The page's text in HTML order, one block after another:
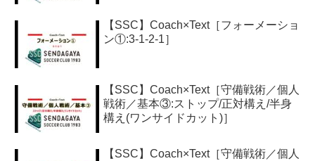
【SSC】Coach×Text［フォーメーショ
ン①:3-1-2-1］
【SSC】Coach×Text［守備戦術／個人
戦術／基本③:ストップ/正対構え/半身
構え(ワンサイドカット)］
【SSC】Coach×Text［守備戦術／個人